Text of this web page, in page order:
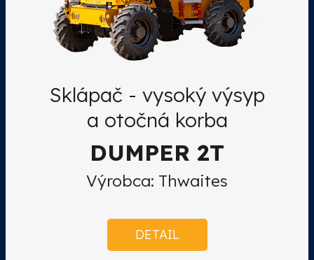
Sklápač - vysoký výsyp
a otočná korba
DUMPER 2T
Výrobca: Thwaites
DETAIL